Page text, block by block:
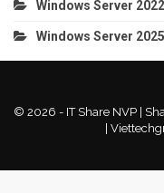
Windows Server 2022
Windows Server 2025
© 2026 - IT Share NVP |
|